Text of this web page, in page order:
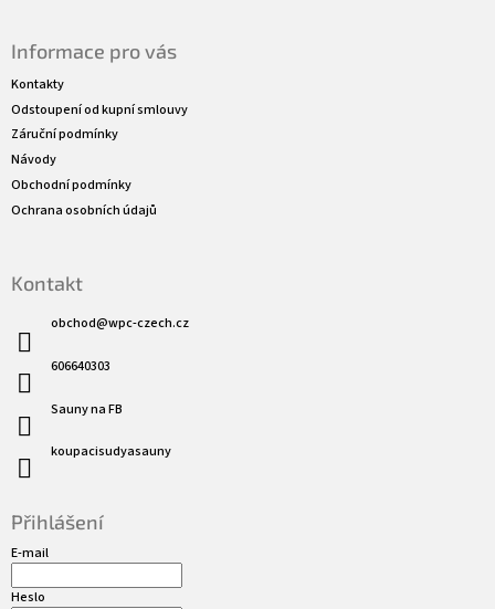
Informace pro vás
Kontakty
Odstoupení od kupní smlouvy
Záruční podmínky
Návody
Obchodní podmínky
Ochrana osobních údajů
Kontakt
obchod@wpc-czech.cz
606640303
Sauny na FB
koupacisudyasauny
Přihlášení
E-mail
Heslo